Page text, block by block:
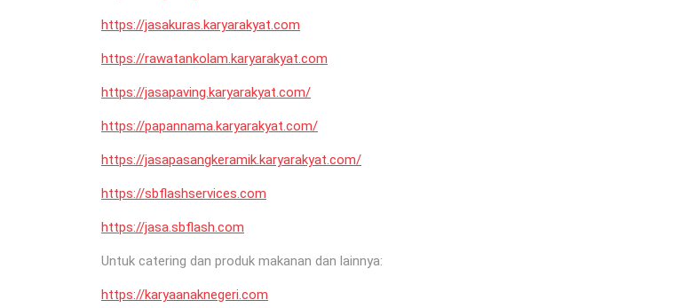
https://jasakuras.karyarakyat.com
https://rawatankolam.karyarakyat.com
https://jasapaving.karyarakyat.com/
https://papannama.karyarakyat.com/
https://jasapasangkeramik.karyarakyat.com/
https://sbflashservices.com
https://jasa.sbflash.com
Untuk catering dan produk makanan dan lainnya:
https://karyaanaknegeri.com